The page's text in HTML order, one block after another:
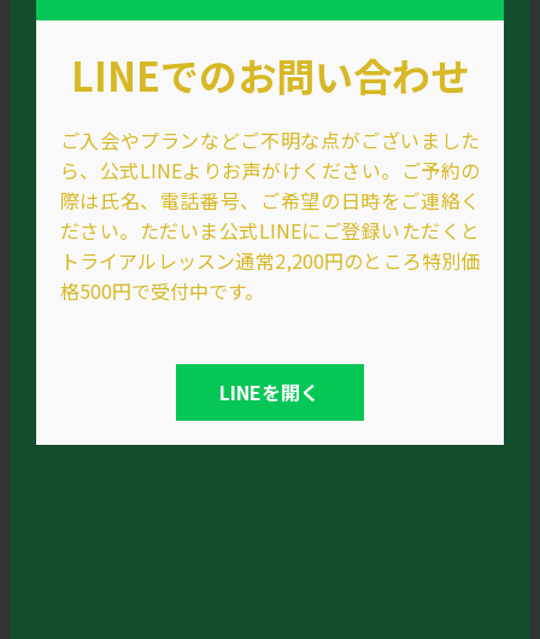
LINEでのお問い合わせ
ご入会やプランなどご不明な点がございました
ら、公式LINEよりお声がけください。ご予約の
際は氏名、電話番号、ご希望の日時をご連絡く
ださい。ただいま公式LINEにご登録いただくと
トライアルレッスン通常2,200円のところ特別価
格500円で受付中です。
LINEを開く